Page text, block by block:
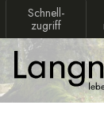
Schnellzugriff
Schnell­
zugriff